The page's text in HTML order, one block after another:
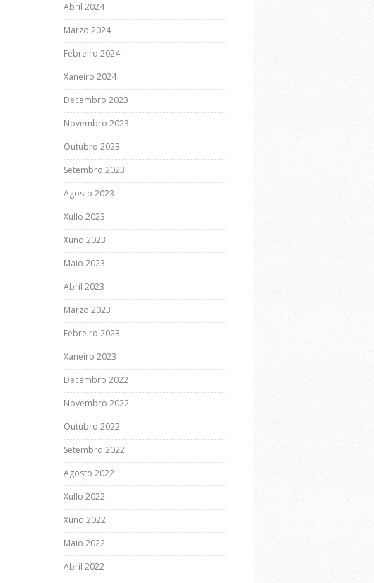
Abril 2024
Marzo 2024
Febreiro 2024
Xaneiro 2024
Decembro 2023
Novembro 2023
Outubro 2023
Setembro 2023
Agosto 2023
Xullo 2023
Xuño 2023
Maio 2023
Abril 2023
Marzo 2023
Febreiro 2023
Xaneiro 2023
Decembro 2022
Novembro 2022
Outubro 2022
Setembro 2022
Agosto 2022
Xullo 2022
Xuño 2022
Maio 2022
Abril 2022